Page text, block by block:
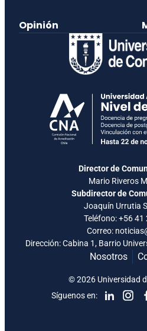
Opinión
Director de
Mario Riveros
Subdirector de
Joaquín Urrutia
Teléfono:+56 41
Correo:
Dirección: Cabina 1, Barrio
Nosotros
Síguenos en:
© 2026 Universidad